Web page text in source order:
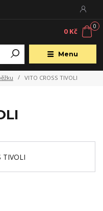
Menu
0
0 Kč
VITO CROSS TIVOLI